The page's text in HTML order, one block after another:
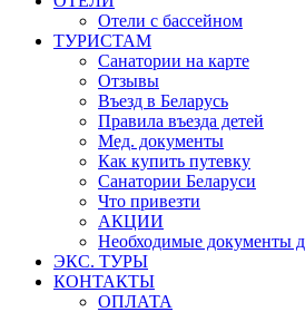
Отели с бассейном
ТУРИСТАМ
Санатории на карте
Отзывы
Въезд в Беларусь
Правила въезда детей
Мед. документы
Как купить путевку
Санатории Беларуси
Что привезти
АКЦИИ
Необходимые документы
ЭКС. ТУРЫ
КОНТАКТЫ
ОПЛАТА